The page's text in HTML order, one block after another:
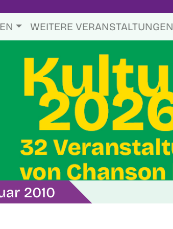
WEITERE VERANSTALTUNGEN
2010